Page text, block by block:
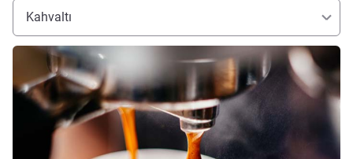
Kahvaltı
Ayrıntıları göster